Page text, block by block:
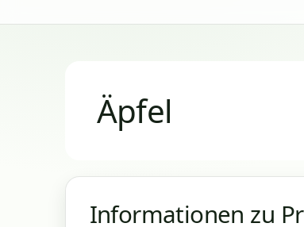
Äpfel
Informationen zu